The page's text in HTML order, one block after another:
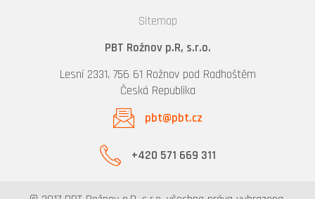
Sitemap
PBT Rožnov p.R, s.r.o.
Lesní 2331, 756 61 Rožnov pod Radhoštěm
Česká Republika
pbt@pbt.cz
+420 571 669 311